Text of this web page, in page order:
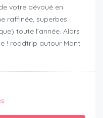
votre dévoué en
raffinée, superbes
toute l’année. Alors
! roadtrip autour Mont